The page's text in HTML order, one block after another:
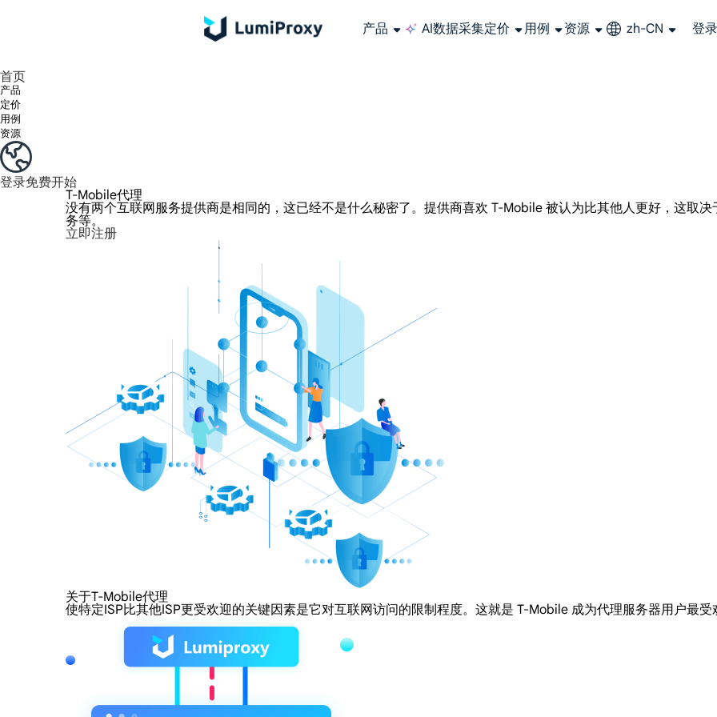
产品 AI数据采集定价 用例 资源 zh-CN 登录
首页
产品
定价
用例
资源
登录免费开始
T-Mobile代理
没有两个互联网服务提供商是相同的，这已经不是什么秘密了。提供商喜欢 T-Mobile 被认为比其他人更好，这取
务等。
立即注册
关于T-Mobile代理
使特定ISP比其他ISP更受欢迎的关键因素是它对互联网访问的限制程度。这就是 T-Mobile 成为代理服务器用户最受